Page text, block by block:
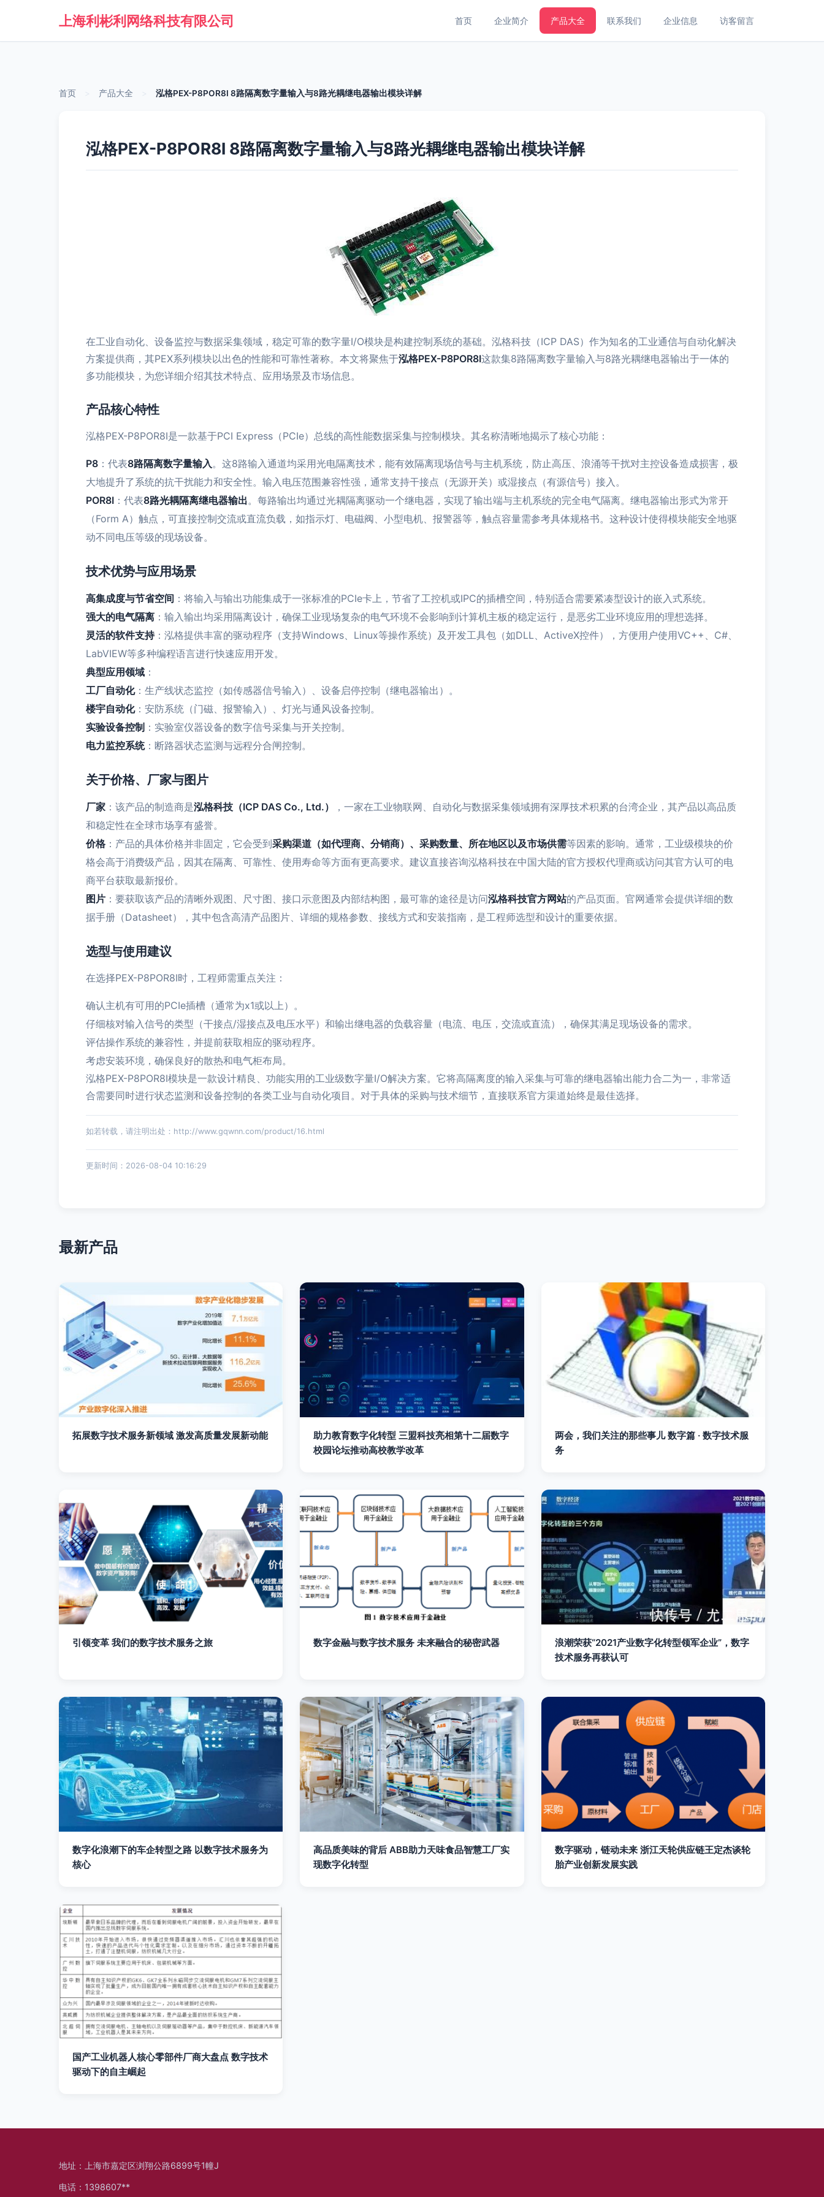
上海利彬利网络科技有限公司 首页 企业简介 产品大全 联系我们 企业信息 访客留言
首页 产品大全 泓格PEX-P8POR8I 8路隔离数字量输入与8路光耦继电器输出模块详解
泓格PEX-P8POR8I 8路隔离数字量输入与8路光耦继电器输出模块详解
在工业自动化、设备监控与数据采集领域，稳定可靠的数字量I/O模块是构建控制系统的基础。泓格科技（ICP DAS）作为知名的工业通信与自动化解决
方案提供商，其PEX系列模块以出色的性能和可靠性著称。本文将聚焦于泓格PEX-P8POR8I这款集8路隔离数字量输入与8路光耦继电器输出于一体的
多功能模块，为您详细介绍其技术特点、应用场景及市场信息。
产品核心特性
泓格PEX-P8POR8I是一款基于PCI Express（PCIe）总线的高性能数据采集与控制模块。其名称清晰地揭示了核心功能：
P8 ：代表8路隔离数字量输入。这8路输入通道均采用光电隔离技术，能有效隔离现场信号与主机系统，防止高压、浪涌等干扰对主控设备造成损害，极
大地提升了系统的抗干扰能力和安全性。输入电压范围兼容性强，通常支持干接点（无源开关）或湿接点（有源信号）接入。
POR8I ：代表8路光耦隔离继电器输出。每路输出均通过光耦隔离驱动一个继电器，实现了输出端与主机系统的完全电气隔离。继电器输出形式为常开
（Form A）触点，可直接控制交流或直流负载，如指示灯、电磁阀、小型电机、报警器等，触点容量需参考具体规格书。这种设计使得模块能安全地驱
动不同电压等级的现场设备。
技术优势与应用场景
高集成度与节省空间 ：将输入与输出功能集成于一张标准的PCIe卡上，节省了工控机或IPC的插槽空间，特别适合需要紧凑型设计的嵌入式系统。
强大的电气隔离 ：输入输出均采用隔离设计，确保工业现场复杂的电气环境不会影响到计算机主板的稳定运行，是恶劣工业环境应用的理想选择。
灵活的软件支持：泓格提供丰富的驱动程序（支持Windows、Linux等操作系统）及开发工具包（如DLL、ActiveX控件），方便用户使用VC++、C#、
LabVIEW等多种编程语言进行快速应用开发。
典型应用领域 ：
工厂自动化：生产线状态监控（如传感器信号输入）、设备启停控制（继电器输出）。
楼宇自动化：安防系统（门磁、报警输入）、灯光与通风设备控制。
实验设备控制 ：实验室仪器设备的数字信号采集与开关控制。
电力监控系统：断路器状态监测与远程分合闸控制。
关于价格、厂家与图片
厂家 ：该产品的制造商是泓格科技（ICP DAS Co., Ltd.）
，一家在工业物联网、自动化与数据采集领域拥有深厚技术积累的台湾企业，其产品以高品质
和稳定性在全球市场享有盛誉。
价格 ：产品的具体价格并非固定，它会受到采购渠道（如代理商、分销商）、采购数量、所在地区以及市场供需等因素的影响。通常，工业级模块的价
格会高于消费级产品，因其在隔离、可靠性、使用寿命等方面有更高要求。建议直接咨询泓格科技在中国大陆的官方授权代理商或访问其官方认可的电
商平台获取最新报价。
图片 ：要获取该产品的清晰外观图、尺寸图、接口示意图及内部结构图，最可靠的途径是访问泓格科技官方网站的产品页面。官网通常会提供详细的数
据手册（Datasheet），其中包含高清产品图片、详细的规格参数、接线方式和安装指南，是工程师选型和设计的重要依据。
选型与使用建议
在选择PEX-P8POR8I时，工程师需重点关注：
确认主机有可用的PCIe插槽（通常为x1或以上）。
仔细核对输入信号的类型（干接点/湿接点及电压水平）和输出继电器的负载容量（电流、电压，交流或直流），确保其满足现场设备的需求。
评估操作系统的兼容性，并提前获取相应的驱动程序。
考虑安装环境，确保良好的散热和电气柜布局。
泓格PEX-P8POR8I模块是一款设计精良、功能实用的工业级数字量I/O解决方案。它将高隔离度的输入采集与可靠的继电器输出能力合二为一，非常适
合需要同时进行状态监测和设备控制的各类工业与自动化项目。对于具体的采购与技术细节，直接联系官方渠道始终是最佳选择。
如若转载，请注明出处：http://www.gqwnn.com/product/16.html
更新时间：2026-08-04 10:16:29
最新产品
拓展数字技术服务新领域 激发高质量发展新动能
助力教育数字化转型 三盟科技亮相第十二届数字
校园论坛推动高校教学改革
两会，我们关注的那些事儿 数字篇 · 数字技术服
务
引领变革 我们的数字技术服务之旅 数字金融与数字技术服务 未来融合的秘密武器
浪潮荣获“2021产业数字化转型领军企业”，数字
技术服务再获认可
数字化浪潮下的车企转型之路 以数字技术服务为
核心
高品质美味的背后 ABB助力天味食品智慧工厂实
现数字化转型
数字驱动，链动未来 浙江天轮供应链王定杰谈轮
胎产业创新发展实践
国产工业机器人核心零部件厂商大盘点 数字技术
驱动下的自主崛起
地址：上海市嘉定区浏翔公路6899号1幢J
电话：1398607**